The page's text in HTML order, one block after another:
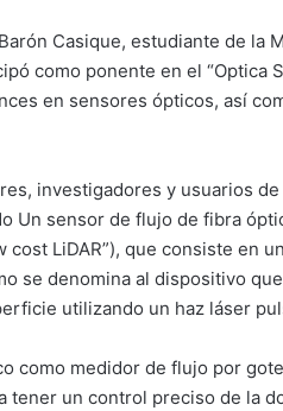
Casique, estudiante de la
como ponente en el “Optica
en sensores ópticos, así
investigadores y usuarios
Un sensor de flujo de fibra
LiDAR”), que consiste en
se denomina al dispositivo
utilizando un haz láser
como medidor de flujo por
tener un control preciso de la